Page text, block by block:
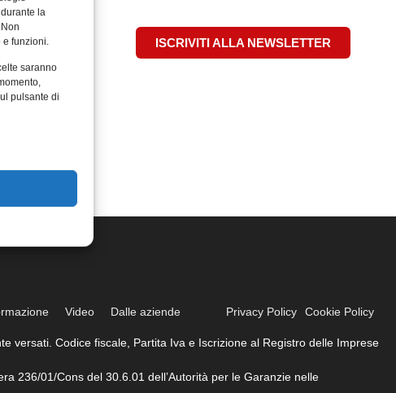
la
e funzioni.
saranno
pulsante di
ISCRIVITI ALLA NEWSLETTER
Video Dalle aziende Privacy Policy Cookie Policy
versati. Codice fiscale, Partita Iva e Iscrizione al Registro delle Imprese
236/01/Cons del 30.6.01 dell’Autorità per le Garanzie nelle